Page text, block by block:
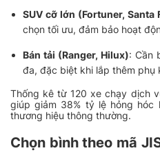
SUV cỡ lớn (Fortuner, Santa
chọn tối ưu, đảm bảo hoạt
Bán tải (Ranger, Hilux): Cần
đa, đặc biệt khi lắp thêm phụ
Thống kê từ 120 xe chạy dịch
giúp giảm 38% tỷ lệ hỏng hóc
thương hiệu thông thường.
Chọn bình theo mã